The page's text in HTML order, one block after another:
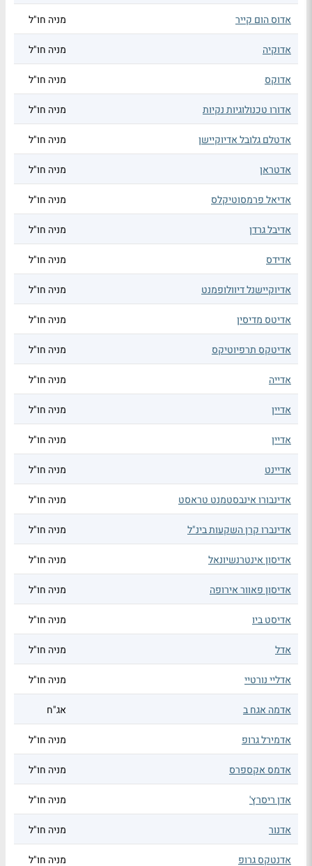
אדוס הום קייר מניה חו"ל
אדוקיה מניה חו"ל
אדוקס מניה חו"ל
אדורו טכנולוגיות נקיות מניה חו"ל
אדטלם גלובל אדיוקיישן מניה חו"ל
אדטראן מניה חו"ל
אדיאל פרמסוטיקלס מניה חו"ל
אדיבל גרדן מניה חו"ל
אדידס מניה חו"ל
אדיוקיישנל דיוולופמנט מניה חו"ל
אדיטס מדיסין מניה חו"ל
אדיטקס תרפיוטיקס מניה חו"ל
אדייה מניה חו"ל
אדיין מניה חו"ל
אדיין מניה חו"ל
אדיינט מניה חו"ל
אדינבורו אינבסטמנט טראסט מניה חו"ל
אדינברו קרן השקעות בינ"ל מניה חו"ל
אדיסון אינטרנשיונאל מניה חו"ל
אדיסון פאוור אירופה מניה חו"ל
אדיסט ביו מניה חו"ל
אדל מניה חו"ל
אדליי נורטיי מניה חו"ל
אדמה אגח ב אג"ח
אדמירל גרופ מניה חו"ל
אדמס אקספרס מניה חו"ל
אדן ריסרץ' מניה חו"ל
אדנור מניה חו"ל
אדנטקס גרופ מניה חו"ל